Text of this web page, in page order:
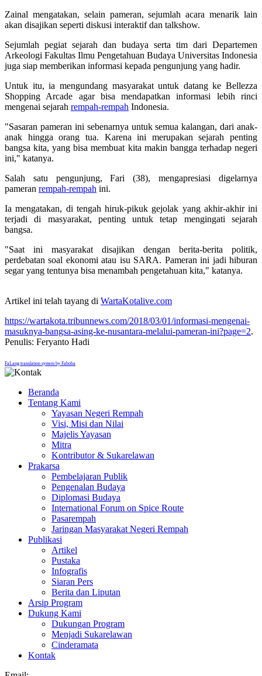
Zainal mengatakan, selain pameran, sejumlah acara menarik lain
akan disajikan seperti diskusi interaktif dan talkshow.
Sejumlah pegiat sejarah dan budaya serta tim dari Departemen
Arkeologi Fakultas Ilmu Pengetahuan Budaya Universitas Indonesia
juga siap memberikan informasi kepada pengunjung yang hadir.
Untuk itu, ia mengundang masyarakat untuk datang ke Bellezza
Shopping Arcade agar bisa mendapatkan informasi lebih rinci
mengenai sejarah rempah-rempah Indonesia.
"Sasaran pameran ini sebenarnya untuk semua kalangan, dari anak-
anak hingga orang tua. Karena ini merupakan sejarah penting
bangsa kita, yang bisa membuat kita makin bangga terhadap negeri
ini," katanya.
Salah satu pengunjung, Fari (38), mengapresiasi digelarnya
pameran rempah-rempah ini.
Ia mengatakan, di tengah hiruk-pikuk gejolak yang akhir-akhir ini
terjadi di masyarakat, penting untuk tetap mengingati sejarah
bangsa.
"Saat ini masyarakat disajikan dengan berita-berita politik,
perdebatan soal ekonomi atau isu SARA. Pameran ini jadi hiburan
segar yang tentunya bisa menambah pengetahuan kita," katanya.
Artikel ini telah tayang di WartaKotalive.com
https://wartakota.tribunnews.com/2018/03/01/informasi-mengenai-
masuknya-bangsa-asing-ke-nusantara-melalui-pameran-ini?page=2.
Penulis: Feryanto Hadi
FaLang translation system by Faboba
Beranda
Tentang Kami
Yayasan Negeri Rempah
Visi, Misi dan Nilai
Majelis Yayasan
Mitra
Kontributor & Sukarelawan
Prakarsa
Pembelajaran Publik
Pengenalan Budaya
Diplomasi Budaya
International Forum on Spice Route
Pasarempah
Jaringan Masyarakat Negeri Rempah
Publikasi
Artikel
Pustaka
Infografis
Siaran Pers
Berita dan Liputan
Arsip Program
Dukung Kami
Dukungan Program
Menjadi Sukarelawan
Cinderamata
Kontak